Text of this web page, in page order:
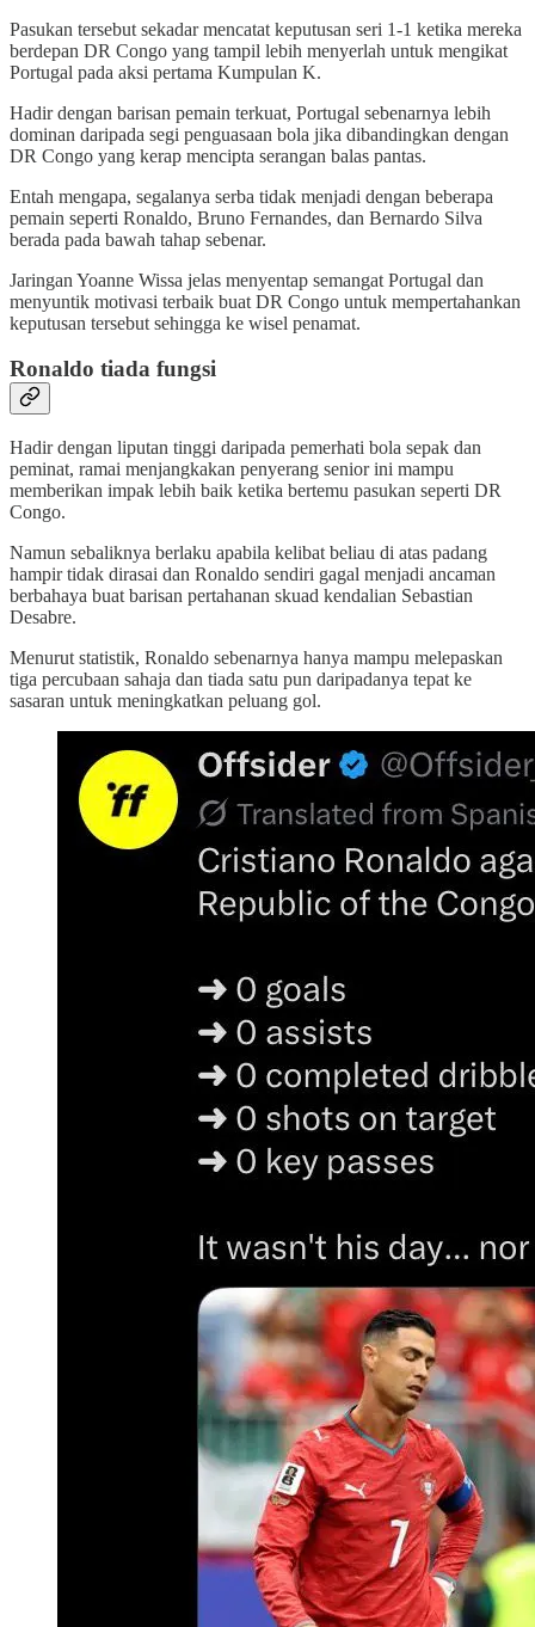
Pasukan tersebut sekadar mencatat keputusan seri 1-1 ketika mereka
berdepan DR Congo yang tampil lebih menyerlah untuk mengikat
Portugal pada aksi pertama Kumpulan K.
Hadir dengan barisan pemain terkuat, Portugal sebenarnya lebih
dominan daripada segi penguasaan bola jika dibandingkan dengan
DR Congo yang kerap mencipta serangan balas pantas.
Entah mengapa, segalanya serba tidak menjadi dengan beberapa
pemain seperti Ronaldo, Bruno Fernandes, dan Bernardo Silva
berada pada bawah tahap sebenar.
Jaringan Yoanne Wissa jelas menyentap semangat Portugal dan
menyuntik motivasi terbaik buat DR Congo untuk mempertahankan
keputusan tersebut sehingga ke wisel penamat.
Ronaldo tiada fungsi
Hadir dengan liputan tinggi daripada pemerhati bola sepak dan
peminat, ramai menjangkakan penyerang senior ini mampu
memberikan impak lebih baik ketika bertemu pasukan seperti DR
Congo.
Namun sebaliknya berlaku apabila kelibat beliau di atas padang
hampir tidak dirasai dan Ronaldo sendiri gagal menjadi ancaman
berbahaya buat barisan pertahanan skuad kendalian Sebastian
Desabre.
Menurut statistik, Ronaldo sebenarnya hanya mampu melepaskan
tiga percubaan sahaja dan tiada satu pun daripadanya tepat ke
sasaran untuk meningkatkan peluang gol.